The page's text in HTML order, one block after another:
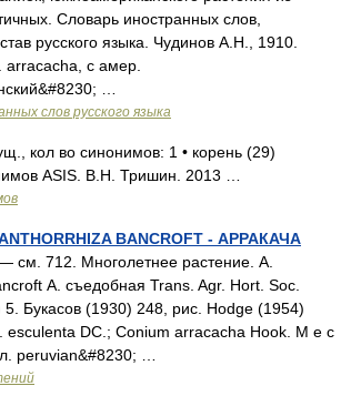
Словарь иностранных слов,
русского языка. Чудинов А.Н., 1910.
с амер.
…
слов русского языка
кол во синонимов: 1 • корень (29)
ASIS. В.Н. Тришин. 2013 …
BANCROFT - АРРАКАЧА
см. 712. Многолетнее растение. A.
А. съедобная Trans. Agr. Hort. Soc.
Букасов (1930) 248, рис. Hodge (1954)
esculenta DC.; Conium arracacha Hook. М е с
peruvian&#8230; …